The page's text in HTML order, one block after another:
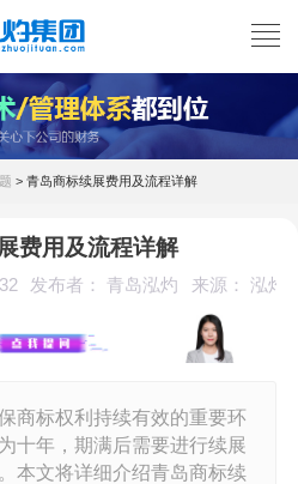
> 青岛商标续展费用及流程详解
费用及流程详解
发布者： 青岛泓灼 来源： 泓灼
商标权利持续有效的重要环
十年，期满后需要进行续展
本文将详细介绍青岛商标续